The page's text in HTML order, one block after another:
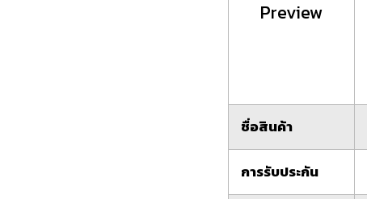
Preview
ชื่อสินค้า
การรับประกัน